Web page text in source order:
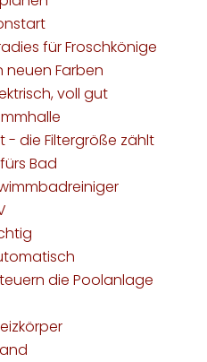
für Froschkönige
neuen Farben
voll gut
- die Filtergröße zählt
Bad
die Poolanlage